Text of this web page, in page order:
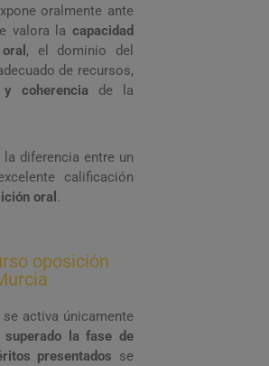
oralmente ante
valora la capacidad
, el dominio del
de recursos,
coherencia de la
diferencia entre un
calificación
oral .
oposición
activa únicamente
superado la fase de
presentados se